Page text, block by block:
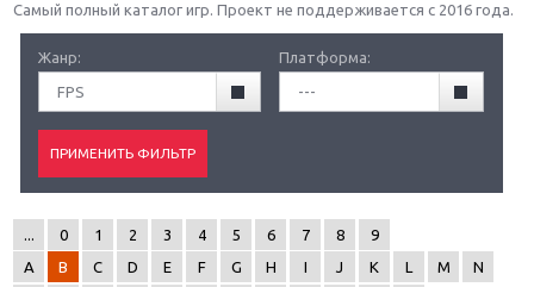
Самый полный каталог игр. Проект не поддерживается с 2016 года.
Жанр:
FPS
Платформа:
---
0 1 2 3 4 5 6 7 8
9
A
B C D E F G H I J K L M
N